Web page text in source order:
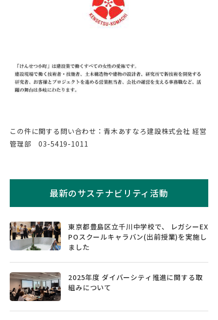
この件に関する問い合わせ：青木あすなろ建設株式会社 経営
管理部 03-5419-1011
最新のサステナビリティ活動
東京都豊島区立千川中学校で、 レガシーEX
POスクールキャラバン(出前授業)を実施し
ました
2025年度 ダイバーシティ推進に関する取
組みについて